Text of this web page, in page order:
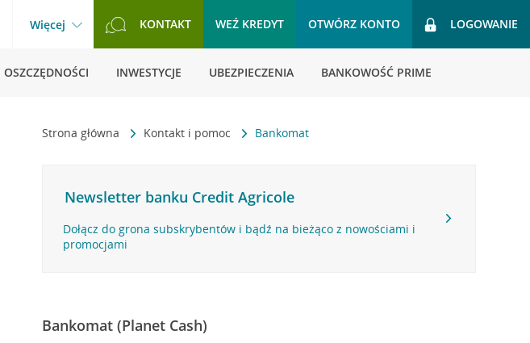
Więcej KONTAKT WEŹ KREDYT OTWÓRZ KONTO LOGOWANIE
OSZCZĘDNOŚCI INWESTYCJE UBEZPIECZENIA BANKOWOŚĆ PRIME
Strona główna Kontakt i pomoc Bankomat
Newsletter banku Credit Agricole
Dołącz do grona subskrybentów i bądź na bieżąco z nowościami i
promocjami
Bankomat (Planet Cash)